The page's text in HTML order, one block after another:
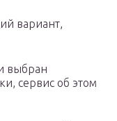
вариант,
выбран
сервис об этом